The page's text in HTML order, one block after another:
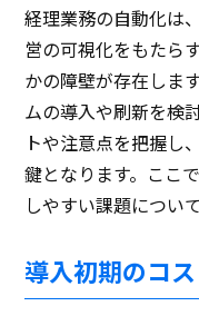
経理業務の自動化は
営の可視化をもたら
かの障壁が存在しま
ムの導入や刷新を検
トや注意点を把握し
鍵となります。ここ
しやすい課題につい
導入初期のコ